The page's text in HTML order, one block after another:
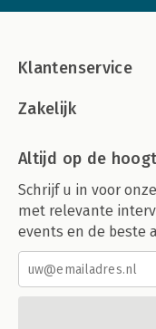
Klantenservice
Zakelijk
Altijd op de
Schrijf u in voor
met relevante
events en de beste